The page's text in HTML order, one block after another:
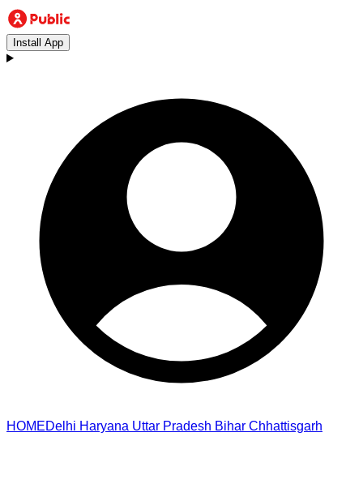
Install App
HOMEDelhi Haryana Uttar Pradesh Bihar Chhattisgarh